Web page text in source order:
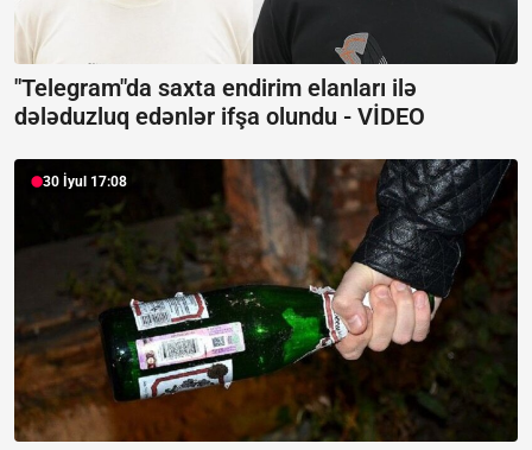
"Telegram"da saxta endirim elanları ilə
dələduzluq edənlər ifşa olundu - VİDEO
30 İyul 17:08